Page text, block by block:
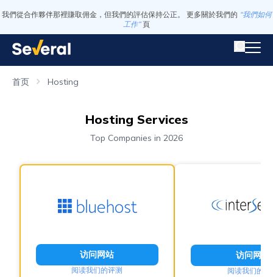
我們從合作夥伴那裡賺取佣金，但我們的評估保持公正。 更多關於我們的 “我們如何
工作” 頁
首页 Hosting
Hosting Services
Top Companies in 2026
访问网站
阅读我们的评测
访问网站
阅读我们的评